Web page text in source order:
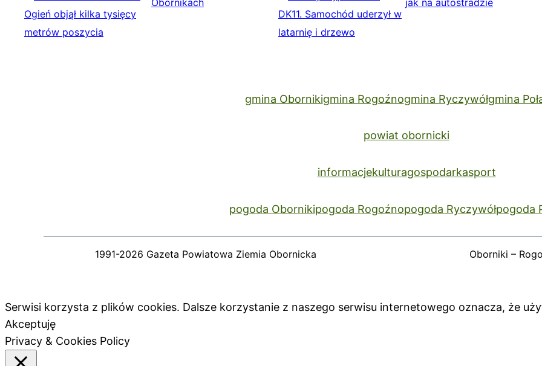
gmina Obornikigmina Rogoźnogmina Ryczywółgmina
powiat obornicki
informacjekulturagospodarkasport
pogoda Obornikipogoda Rogoźnopogoda Ryczywółpogoda
1991-2026 Gazeta Powiatowa Ziemia Obornicka Oborniki –
Serwisi korzysta z plików cookies. Dalsze korzystanie z naszego serwisu internetowego oznacza, że
Akceptuję
Privacy & Cookies Policy